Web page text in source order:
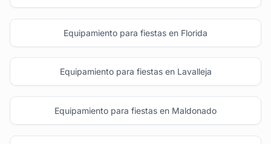
Equipamiento para fiestas en Florida
Equipamiento para fiestas en Lavalleja
Equipamiento para fiestas en Maldonado